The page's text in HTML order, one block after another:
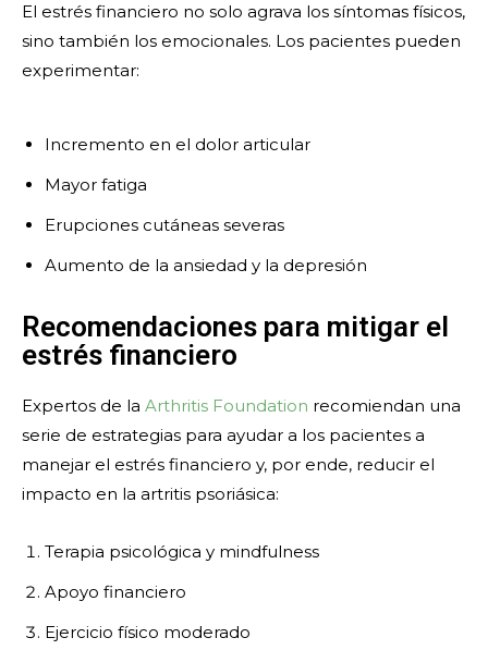
El estrés financiero no solo agrava los síntomas físicos,
sino también los emocionales. Los pacientes pueden
experimentar:
Incremento en el dolor articular
Mayor fatiga
Erupciones cutáneas severas
Aumento de la ansiedad y la depresión
Recomendaciones para mitigar el
estrés financiero
Expertos de la Arthritis Foundation recomiendan una
serie de estrategias para ayudar a los pacientes a
manejar el estrés financiero y, por ende, reducir el
impacto en la artritis psoriásica:
Terapia psicológica y mindfulness
Apoyo financiero
Ejercicio físico moderado